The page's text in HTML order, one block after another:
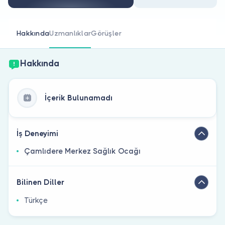
HakkındaUzmanlıklarGörüşler
Hakkında
İçerik Bulunamadı
İş Deneyimi
Çamlıdere Merkez Sağlık Ocağı
Bilinen Diller
Türkçe